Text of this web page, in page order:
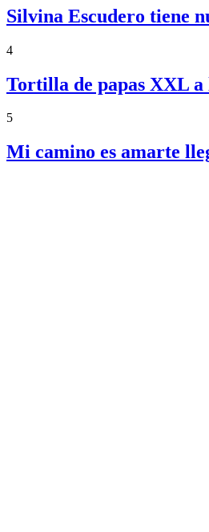
Silvina Escudero tiene
4
Tortilla de papas XXL
5
Mi camino es amarte